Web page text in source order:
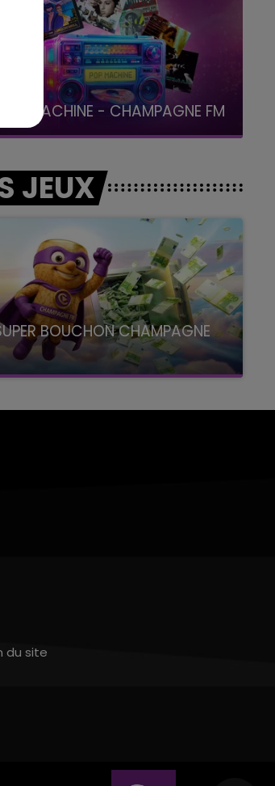
POP MACHINE - CHAMPAGNE FM
JEUX
BOUCHON CHAMPAGNE
La Famille Champagne FM, à 8H10
du site